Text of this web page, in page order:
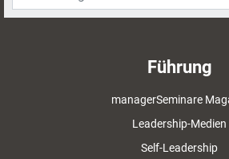
Führung
managerSeminare
Leadership-Medien
Self-Leadership